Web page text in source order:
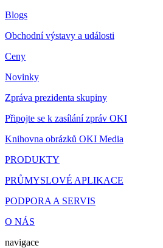
Blogs
Obchodní výstavy a události
Ceny
Novinky
Zpráva prezidenta skupiny
Připojte se k zasílání zpráv OKI
Knihovna obrázků OKI Media
PRODUKTY
PRŮMYSLOVÉ APLIKACE
PODPORA A SERVIS
O NÁS
navigace